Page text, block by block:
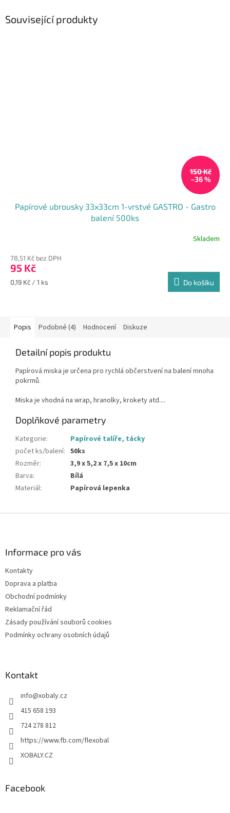
Související produkty
150 Kč
–36 %
Papírové ubrousky 33x33cm 1-vrstvé GASTRO - Gastro
balení 500ks
produktu
je
5,0
Skladem
78,51 Kč bez DPH
95 Kč
Měrná
0,19 Kč / 1 ks Do košíku
Popis Podobné (4) Hodnocení Diskuze
Detailní popis produktu
Papírová miska je určena pro rychlá občerstvení na balení mnoha
pokrmů.
Miska je vhodná na wrap, hranolky, krokety atd....
Doplňkové parametry
Kategorie:
Papírové talíře, tácky
počet ks/balení: 50ks
Rozměr:
3,9 x 5,2 x 7,5 x 10cm
Barva:
Bílá
Materiál: Papírová lepenka
Informace pro vás
Kontakty
Doprava a platba
Obchodní podmínky
Reklamační řád
Zásady používání souborů cookies
Podmínky ochrany osobních údajů
Kontakt
info@xobaly.cz
415 658 193
724 278 812
https://www.fb.com/flexobal
XOBALY.CZ
Facebook